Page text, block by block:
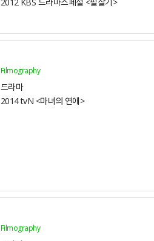
Filmography
드라마
2014 tvN <마녀의 연애>
Filmography